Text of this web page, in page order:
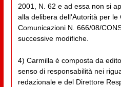
2001, N. 62 e ad essa non si
alla delibera dell'Autorità per le
Comunicazioni N. 666/08/
successive modifiche.
4) Carmilla è composta da
senso di responsabilità nei
redazionale e del Direttore